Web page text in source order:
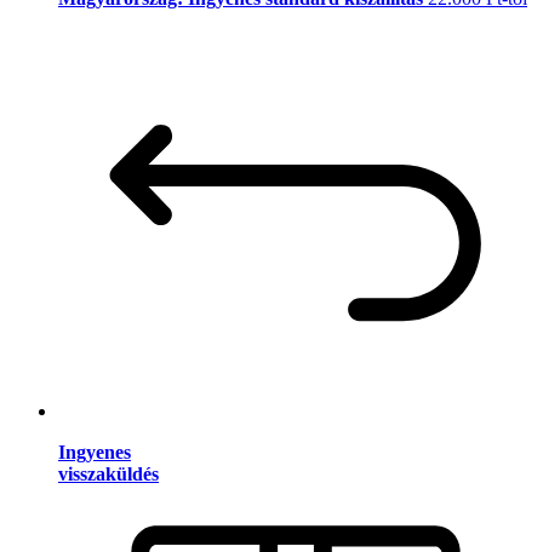
Ingyenes
visszaküldés